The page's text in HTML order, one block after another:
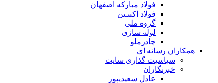
فولاد مبارکه اصفهان
فولاد اکسین
گروه ملی
لوله سازی
چادرملو
همکاران رسانه ای
سیاسیت گذاری سایت
خبرنگاران
عادل سعیدیپور